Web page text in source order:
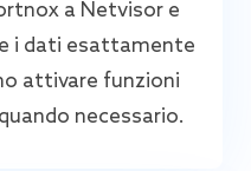
a Netvisor e
i dati esattamente
attivare funzioni
necessario.